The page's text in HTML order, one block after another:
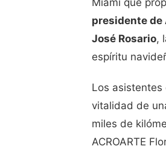
presidente de
José Rosario,
espíritu
Los
vitalidad de
miles de
ACROARTE